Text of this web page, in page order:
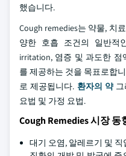
했습니다.
Cough remedies는 약물, 치
양한 호흡 조건의 일반적
irritation, 염증 및 과도한 점
를 제공하는 것을 목표로합
로 제공됩니다. 환자의 약그
요법 및 가정 요법.
Cough Remedies 시장 동
대기 오염, 알레르기 및